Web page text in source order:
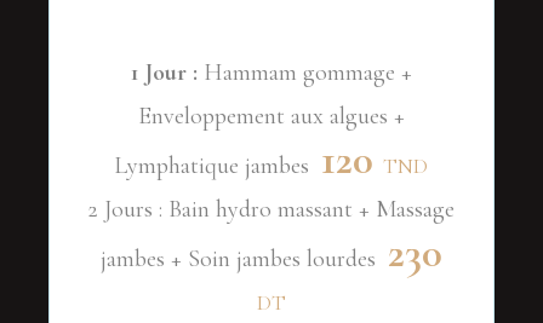
1 Jour : Hammam gommage +
Enveloppement aux algues +
Lymphatique jambes 120TND
2 Jours : Bain hydro massant + Massage
jambes + Soin jambes lourdes 230
DT